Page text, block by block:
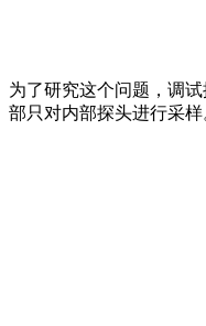
为了研究这个问题，调
部只对内部探头进行采样